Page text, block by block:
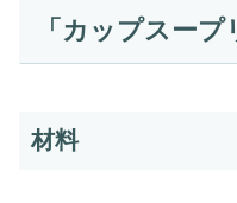
「カップスー
材料